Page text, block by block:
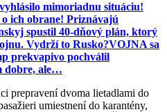
mimoriadnu situáciu!
ich obrane! Priznávajú
spustil 40-dňový plán, ktorý
Vydrží to Rusko?VOJNA sa
prekvapivo pochválil
dobre, ale…
prepravení dvoma lietadlami do
umiestnení do karantény,